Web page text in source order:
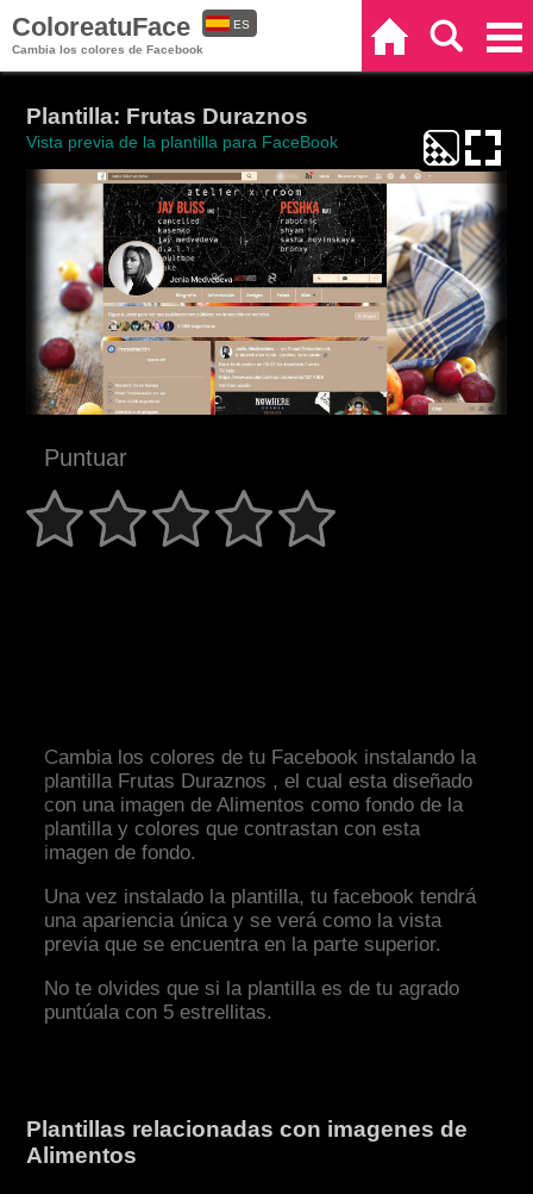
ColoreatuFace
Cambia los colores de Facebook
ES
Plantilla: Frutas Duraznos
Vista previa de la plantilla para FaceBook
Puntuar
Cambia los colores de tu Facebook instalando la
plantilla Frutas Duraznos , el cual esta diseñado
con una imagen de Alimentos como fondo de la
plantilla y colores que contrastan con esta
imagen de fondo.
Una vez instalado la plantilla, tu facebook tendrá
una apariencia única y se verá como la vista
previa que se encuentra en la parte superior.
No te olvides que si la plantilla es de tu agrado
puntúala con 5 estrellitas.
Plantillas relacionadas con imagenes de
Alimentos